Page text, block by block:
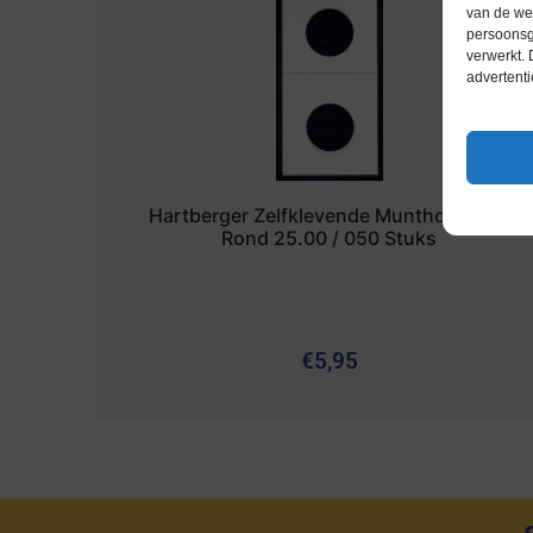
van de
verwerkt.
Hartberger Zelfklevende Munthouders /
Rond 25.00 / 050 Stuks
€5,95